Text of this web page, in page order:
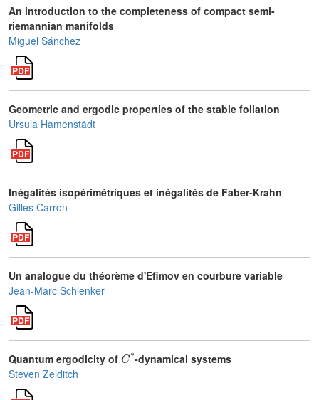
An introduction to the completeness of compact semi-
riemannian manifolds
Miguel Sánchez
Geometric and ergodic properties of the stable foliation
Ursula Hamenstädt
Inégalités isopérimétriques et inégalités de Faber-Krahn
Gilles Carron
Un analogue du théorème d'Efimov en courbure variable
Jean-Marc Schlenker
Quantum ergodicity of C*-dynamical systems
Steven Zelditch